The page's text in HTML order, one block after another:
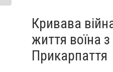
Кривава
життя воїна з
Прикарпаття